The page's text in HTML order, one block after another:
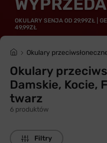
OKULARY SENJA OD 29,99ZŁ |
49,99ZŁ
Okulary
Okulary
Damskie, Kocie,
twarz
6 produktów
Filtry